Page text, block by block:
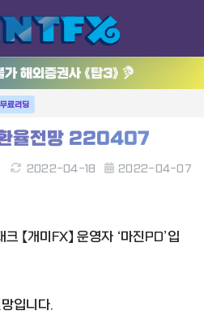
해외증권사 《탑3》
료리딩
환율전망 220407
2022-04-07
2022-04-18
【개미FX】 운영자 ‘마진PD’입
입니다.